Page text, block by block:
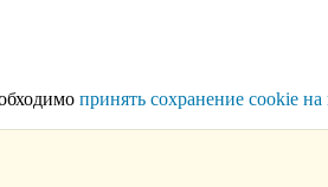
принять сохранение cookie